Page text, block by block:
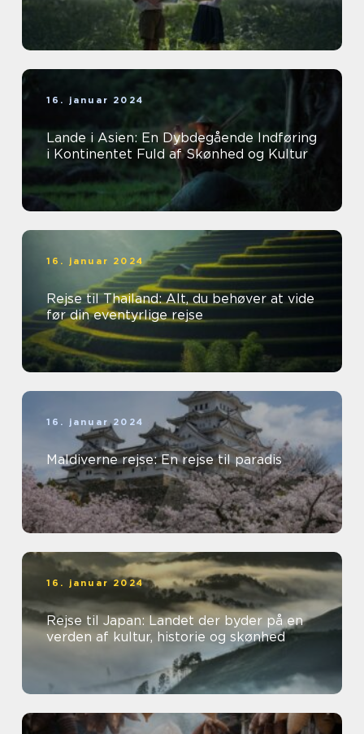
16. januar 2024
Lande i Asien: En Dybdegående Indføring
i Kontinentet Fuld af Skønhed og Kultur
16. januar 2024
Rejse til Thailand: Alt, du behøver at vide
før din eventyrlige rejse
16. januar 2024
Maldiverne rejse: En rejse til paradis
16. januar 2024
Rejse til Japan: Landet der byder på en
verden af kultur, historie og skønhed